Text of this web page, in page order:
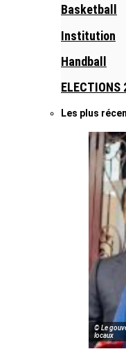
Basketball
Institution
Handball
ELECTIONS
Les plus
© Le
locaux